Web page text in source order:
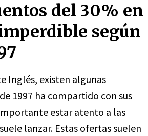
del 30% en
según
Inglés, existen algunas
1997 ha compartido con sus
estar atento a las
lanzar. Estas ofertas suelen